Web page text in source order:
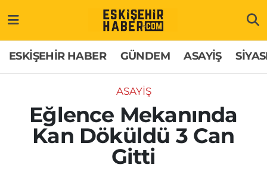
ESKİŞEHİR HABER GÜNDEM ASAYİŞ
ASAYİŞ
Eğlence Mekanında
Kan Döküldü 3 Can
Gitti
GÜNDEM
ASAYİŞ
SİYASET
Hakkımızda
İletişim
Künye
Odunpazarı Trafik Yoğunluk Haritası
Süper Lig Puan Durumu ve Fikstür
Tüm Manşetler
Son Dakika Haberleri